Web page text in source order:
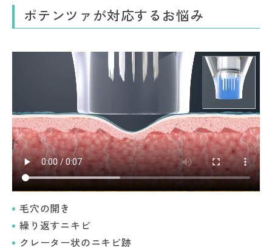
ポテンツァが対応するお悩み
毛穴の開き
繰り返すニキビ
クレーター状のニキビ跡